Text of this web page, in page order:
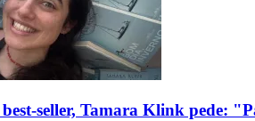
seller, Tamara Klink pede: